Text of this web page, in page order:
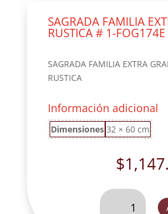
SAGRADA FAMILIA
RUSTICA # 1-FOG174E
SAGRADA FAMILIA EXTRA
RUSTICA
Información adicional
Dimensiones 32 × 60 cm
$
SAGRADA